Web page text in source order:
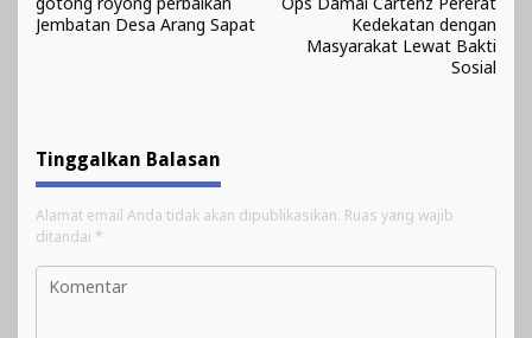
Jembatan Desa Arang Sapat
Kedekatan dengan
Masyarakat Lewat Bakti
Sosial
Tinggalkan Balasan
Alamat email Anda tidak akan dipublikasikan. Ruas yang wajib
ditandai *